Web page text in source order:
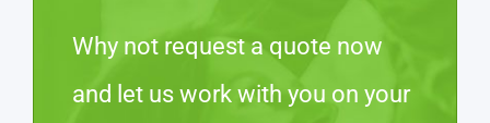
Why not request a quote now
and let us work with you on your